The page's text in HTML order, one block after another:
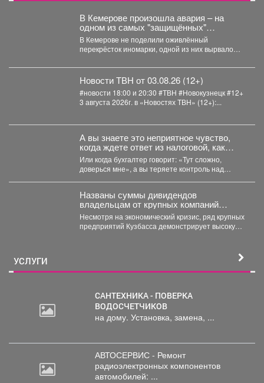
В Кемерове произошла авария – на
одном из самых "защищённых"
перекрёстков
В Кемерове не поделили оживлённый
перекрёсток иномарки, одной из них вырвало
Новости ТВН от 03.08.26 (12+)
#новости 18:00 и 20:30 #ТВН #Новокузнецк #12+
3 августа 2026г. в «Новостях ТВН» (12+):...
А вы знаете это неприятное чувство,
когда ждете ответ из налоговой, как
приговор?
Или когда бухгалтер говорит: «Тут сложно,
доверься мне», а вы теряете контроль над
Названы суммы дивидендов
владельцам от крупных компаний
Кузбасса
Несмотря на экономический кризис, ряд крупных
предприятий Кузбасса демонстрирует высокую
УСЛУГИ
САНТЕХНИКА - ПОВЕРКА
ВОДОСЧЕТЧИКОВ
на дому. Установка, замена, ...
АВТОСЕРВИС - Ремонт
радиоэлектронных компонентов
автомобилей: ...